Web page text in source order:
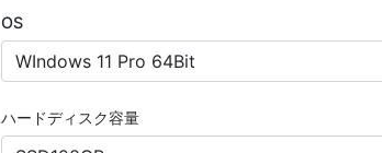
OS
ハードディスク容量